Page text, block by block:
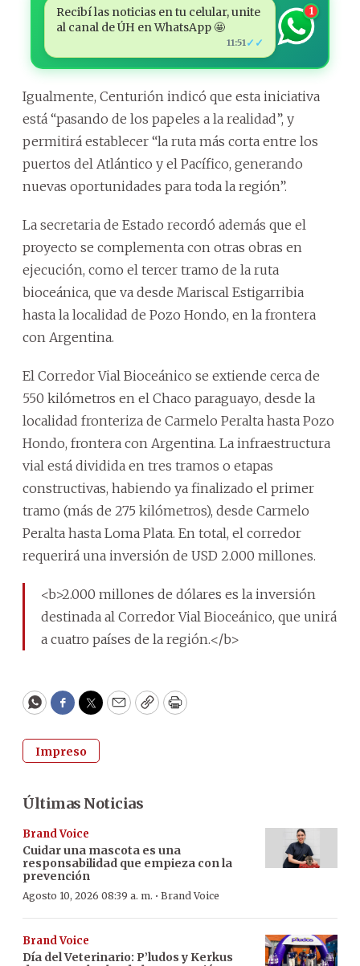
Recibí las noticias en tu celular, unite
al canal de ÚH en WhatsApp 🤩
11:51 ✓✓
1
Igualmente, Centurión indicó que esta iniciativa
está “pasando de los papeles a la realidad”, y
permitirá establecer “la ruta más corta entre los
puertos del Atlántico y el Pacífico, generando
nuevas oportunidades para toda la región”.
La secretaria de Estado recordó además que el
proyecto se complementa con otras obras en
ejecución, como el tercer tramo de la ruta
bioceánica, que va desde Mariscal Estigarribia
hasta la localidad de Pozo Hondo, en la frontera
con Argentina.
El Corredor Vial Bioceánico se extiende cerca de
550 kilómetros en el Chaco paraguayo, desde la
localidad fronteriza de Carmelo Peralta hasta Pozo
Hondo, frontera con Argentina. La infraestructura
vial está dividida en tres tramos o etapas
constructivas, habiendo ya finalizado el primer
tramo (más de 275 kilómetros), desde Carmelo
Peralta hasta Loma Plata. En total, el corredor
requerirá una inversión de USD 2.000 millones.
<b>2.000 millones de dólares es la inversión
destinada al Corredor Vial Bioceánico, que unirá
a cuatro países de la región.</b>
WhatsApp
Facebook
Twitter
EmailCopyPrint
Impreso
Últimas Noticias
Brand Voice
Cuidar una mascota es una
responsabilidad que empieza con la
prevención
Agosto 10, 2026 08:39 a. m. · Brand Voice
Brand Voice
Día del Veterinario: P’ludos y Kerkus